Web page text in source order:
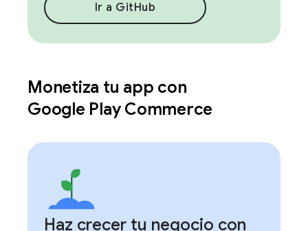
Ir a GitHub
Monetiza tu app con
Google Play Commerce
Haz crecer tu negocio con